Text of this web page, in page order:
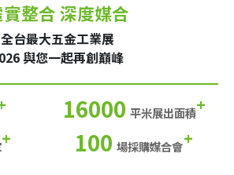
整合 深度媒合
全台最大五金工業展
與您一起再創巔峰
16000 平米展出面積+
+ 100 場採購媒合會+